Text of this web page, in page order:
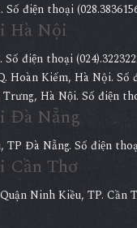
điện thoại
Hà Nội
điện thoại
Hoàn Kiếm, Hà Nội. Số
Hà Nội. Số điện
Đà Nẵng
Đà Nẵng. Số điện
Cần Thơ
Ninh Kiều, TP. Cần